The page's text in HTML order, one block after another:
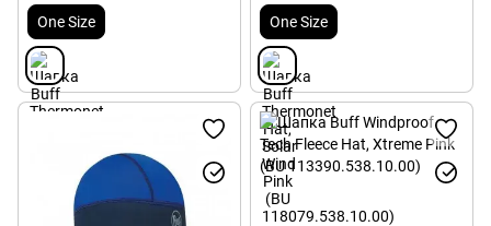
One Size One Size